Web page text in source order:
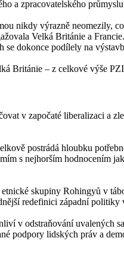
a zpracovatelského
nikdy výrazně neomezily,
Velká Británie a
dokonce podílely na
Británie – z celkové výše
v započaté liberalizaci a
postrádá hloubku
s nejhorším hodnocením
skupiny Rohingyů v
redefinici západní politiky
v odstraňování uvalených
podpory lidských práv a